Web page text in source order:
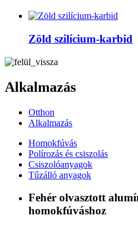
Zöld szilícium-karbid
Alkalmazás
Otthon
Alkalmazás
Homokfúvás
Polírozás és csiszolás
Csiszolóanyagok
Tűzálló anyagok
Fehér olvasztott
homokfúváshoz